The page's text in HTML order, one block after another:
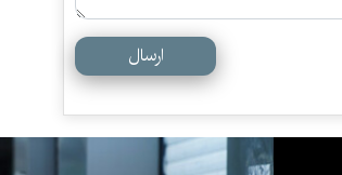
ارسال